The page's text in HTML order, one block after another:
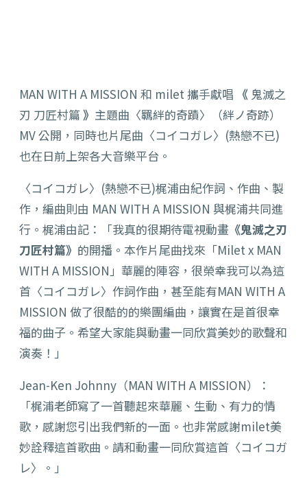
MAN WITH A MISSION 和 milet 攜手獻唱 《 鬼滅之
刃 刀匠村篇》 主題曲〈羈絆的奇蹟〉（絆ノ奇跡）
MV 公開，同時也片尾曲 〈コイコガレ〉(熱戀不已)
也在日前上架各大音樂平台。
〈コイコガレ〉(熱戀不已)梶浦由紀作詞、作曲、製
作，編曲則由 MAN WITH A MISSION 與梶浦共同進
行。梶浦由記：「我真的很期待電視動畫 《鬼滅之刃
刀匠村篇》 的開播。本作片尾曲找來「Milet x MAN
WITH A MISSION」華麗的陣容，很榮幸我可以為這
首〈コイコガレ〉作詞作曲，甚至能有MAN WITH A
MISSION 做了很酷的的樂團編曲，讓實在是首很幸
福的曲子。希望大家能與動畫一同欣賞美妙的歌聲和
演奏！」
Jean-Ken Johnny（MAN WITH A MISSION）：
「梶浦老師寫了一首聽起來華麗、生動、有力的情
歌，感謝您引出我們新的一面。也非常感謝milet美
妙詮釋這首歌曲。請和動畫一同欣賞這首〈コイコガ
レ〉。」